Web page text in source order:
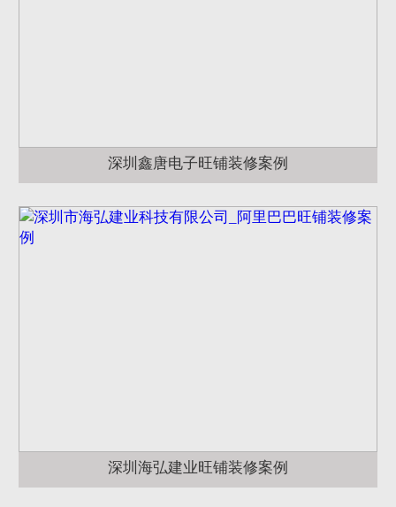
深圳鑫唐电子旺铺装修案例
深圳海弘建业旺铺装修案例